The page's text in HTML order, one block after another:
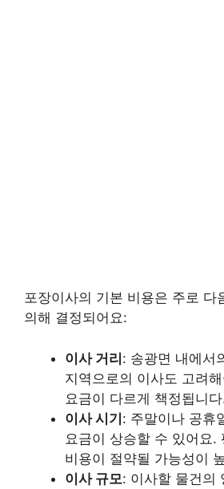
포장이사의 기본 비용은 주로 다
의해 결정되어요:
이사 거리: 송광면 내에서
지역으로의 이사도 고려
요금이 다르게 책정됩니
이사 시기: 주말이나 공휴
요금이 상승할 수 있어요.
비용이 절약될 가능성이
이사 규모: 이사할 물건의